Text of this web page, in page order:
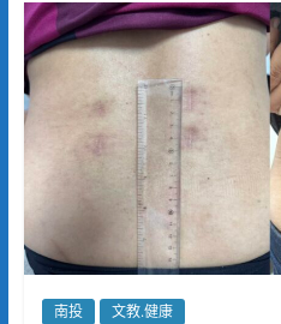
南投 文教.健康